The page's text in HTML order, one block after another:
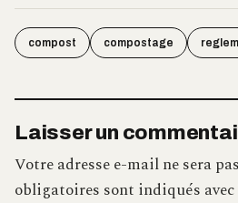
compost compostage
Laisser un
Votre adresse e-mail ne sera
obligatoires sont indiqués avec